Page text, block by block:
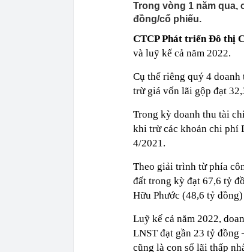
Trong vòng 1 năm qua,
đồng/cổ phiếu.
CTCP Phát triển Đô thị
và luỹ kế cả năm 2022.
Cụ thể riêng quý 4
trừ giá vốn lãi gộp đạt
Trong kỳ doanh thu tài
khi trừ các khoản chi phí
4/2021.
Theo giải trình từ phía
đất trong kỳ đạt 67,6 tỷ
Hữu Phước (48,6 tỷ
Luỹ kế cả năm 2022,
LNST đạt gần 23 tỷ đồng
cũng là con số lãi thấp